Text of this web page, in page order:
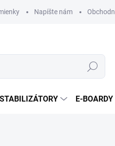
Napíšte nám
Hľadať
STABILIZÁTORY E-BOARDY